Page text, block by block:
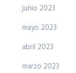
junio 2023
mayo 2023
abril 2023
marzo 2023